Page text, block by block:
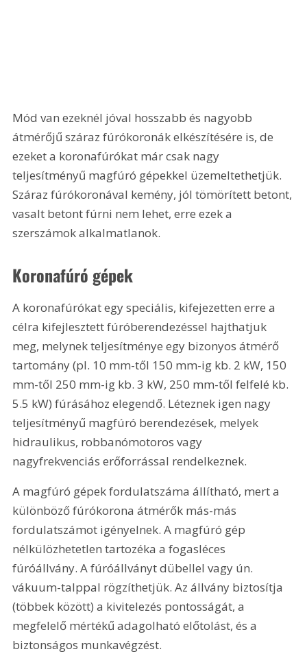
Mód van ezeknél jóval hosszabb és nagyobb
átmérőjű száraz fúrókoronák elkészítésére is, de
ezeket a koronafúrókat már csak nagy
teljesítményű magfúró gépekkel üzemeltethetjük.
Száraz fúrókoronával kemény, jól tömörített betont,
vasalt betont fúrni nem lehet, erre ezek a
szerszámok alkalmatlanok.
Koronafúró gépek
A koronafúrókat egy speciális, kifejezetten erre a
célra kifejlesztett fúróberendezéssel hajthatjuk
meg, melynek teljesítménye egy bizonyos átmérő
tartomány (pl. 10 mm-től 150 mm-ig kb. 2 kW, 150
mm-től 250 mm-ig kb. 3 kW, 250 mm-től felfelé kb.
5.5 kW) fúrásához elegendő. Léteznek igen nagy
teljesítményű magfúró berendezések, melyek
hidraulikus, robbanómotoros vagy
nagyfrekvenciás erőforrással rendelkeznek.
A magfúró gépek fordulatszáma állítható, mert a
különböző fúrókorona átmérők más-más
fordulatszámot igényelnek. A magfúró gép
nélkülözhetetlen tartozéka a fogasléces
fúróállvány. A fúróállványt dübellel vagy ún.
vákuum-talppal rögzíthetjük. Az állvány biztosítja
(többek között) a kivitelezés pontosságát, a
megfelelő mértékű adagolható előtolást, és a
biztonságos munkavégzést.